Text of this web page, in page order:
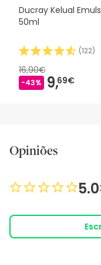
Ducray Kelual
50ml
(122)
16,90€
-43% 9,69€
Opiniões
5.0